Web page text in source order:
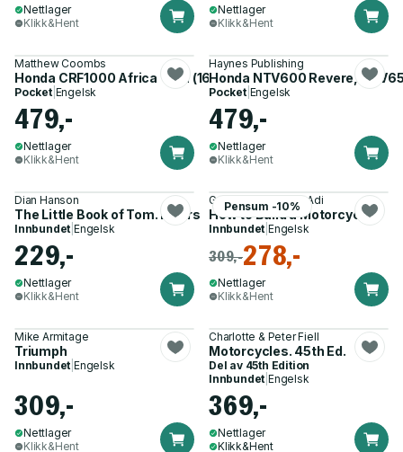
Nettlager
Klikk&Hent
Nettlager
Klikk&Hent
Matthew Coombs
Honda CRF1000 Africa Twin (16-19)
Pocket| Engelsk
479,-
Nettlager
Klikk&Hent
Haynes Publishing
Honda NTV600 Revere,
Pocket| Engelsk
479,-
Nettlager
Klikk&Hent
Dian Hanson
The Little Book of Tom. Bikers
Innbundet |Engelsk
229,-
Nettlager
Klikk&Hent
Pensum -10%
Gary Inman, Gilbert Adi
How to Build a Motorcycle
Innbundet |Engelsk
309,-278,-
Nettlager
Klikk&Hent
Mike Armitage
Triumph
Innbundet |Engelsk
309,-
Nettlager
Klikk&Hent
Charlotte & Peter Fiell
Motorcycles. 45th Ed.
Del av 45th Edition
Innbundet |Engelsk
369,-
Nettlager
Klikk&Hent